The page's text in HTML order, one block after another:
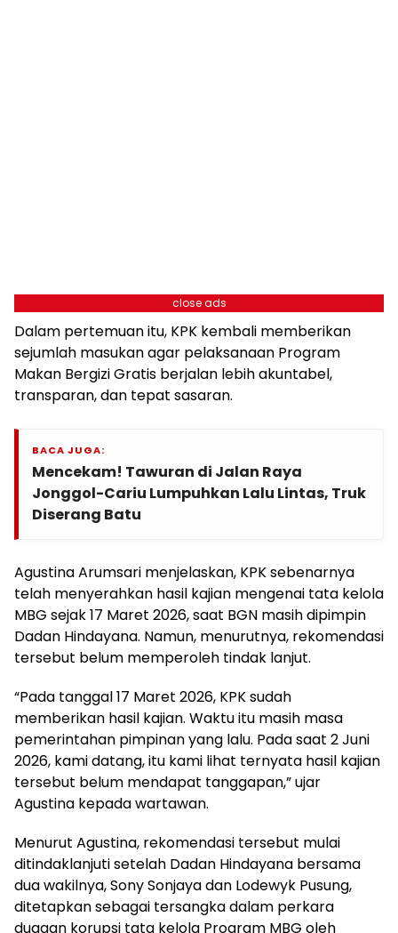
close ads
Dalam pertemuan itu, KPK kembali memberikan
sejumlah masukan agar pelaksanaan Program
Makan Bergizi Gratis berjalan lebih akuntabel,
transparan, dan tepat sasaran.
BACA JUGA:
Mencekam! Tawuran di Jalan Raya
Jonggol-Cariu Lumpuhkan Lalu Lintas, Truk
Diserang Batu
Agustina Arumsari menjelaskan, KPK sebenarnya
telah menyerahkan hasil kajian mengenai tata kelola
MBG sejak 17 Maret 2026, saat BGN masih dipimpin
Dadan Hindayana. Namun, menurutnya, rekomendasi
tersebut belum memperoleh tindak lanjut.
“Pada tanggal 17 Maret 2026, KPK sudah
memberikan hasil kajian. Waktu itu masih masa
pemerintahan pimpinan yang lalu. Pada saat 2 Juni
2026, kami datang, itu kami lihat ternyata hasil kajian
tersebut belum mendapat tanggapan,” ujar
Agustina kepada wartawan.
Menurut Agustina, rekomendasi tersebut mulai
ditindaklanjuti setelah Dadan Hindayana bersama
dua wakilnya, Sony Sonjaya dan Lodewyk Pusung,
ditetapkan sebagai tersangka dalam perkara
dugaan korupsi tata kelola Program MBG oleh